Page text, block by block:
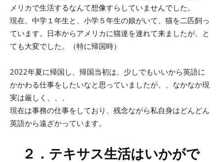
メリカで生活するなんて想像すらしていませんでした。
現在、中学１年生と、小学５年生の娘がいて、猫を二匹飼っ
ています。日本からアメリカに猫達を連れて来ましたが、と
ても大変でした。（特に帰国時）
2022年夏に帰国し、帰国当初は、少しでもいいから英語に
かかわる仕事をしたいなと思っていましたが、、なかなか現
実は厳しく、、、
現在は事務の仕事をしており、残念ながら私自身はどんどん
英語から遠ざかっています。
２．テキサス生活はいかがで